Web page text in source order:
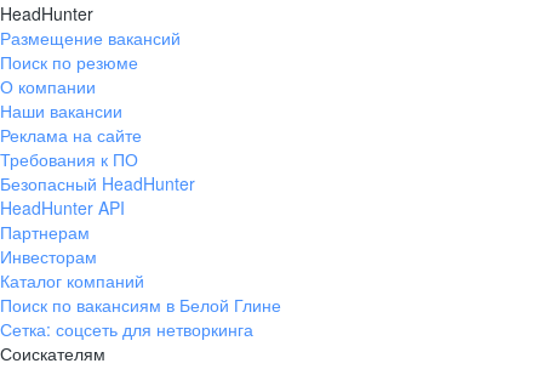
HeadHunter
Размещение вакансий
Поиск по резюме
О компании
Наши вакансии
Реклама на сайте
Требования к ПО
Безопасный HeadHunter
HeadHunter API
Партнерам
Инвесторам
Каталог компаний
Поиск по вакансиям в Белой Глине
Сетка: соцсеть для нетворкинга
Соискателям